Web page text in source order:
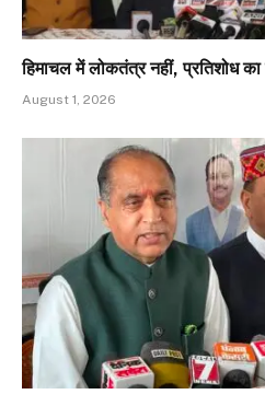
हिमाचल में लोकतंत्र नहीं, प्रतिशोध
August 1, 2026